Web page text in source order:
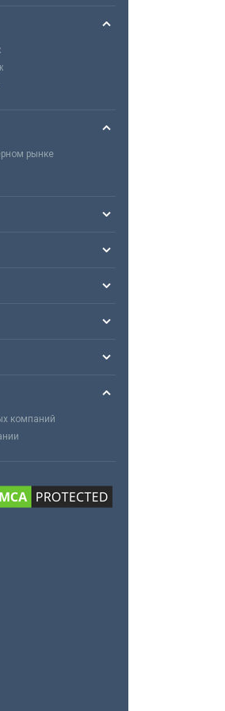
рынке
компаний